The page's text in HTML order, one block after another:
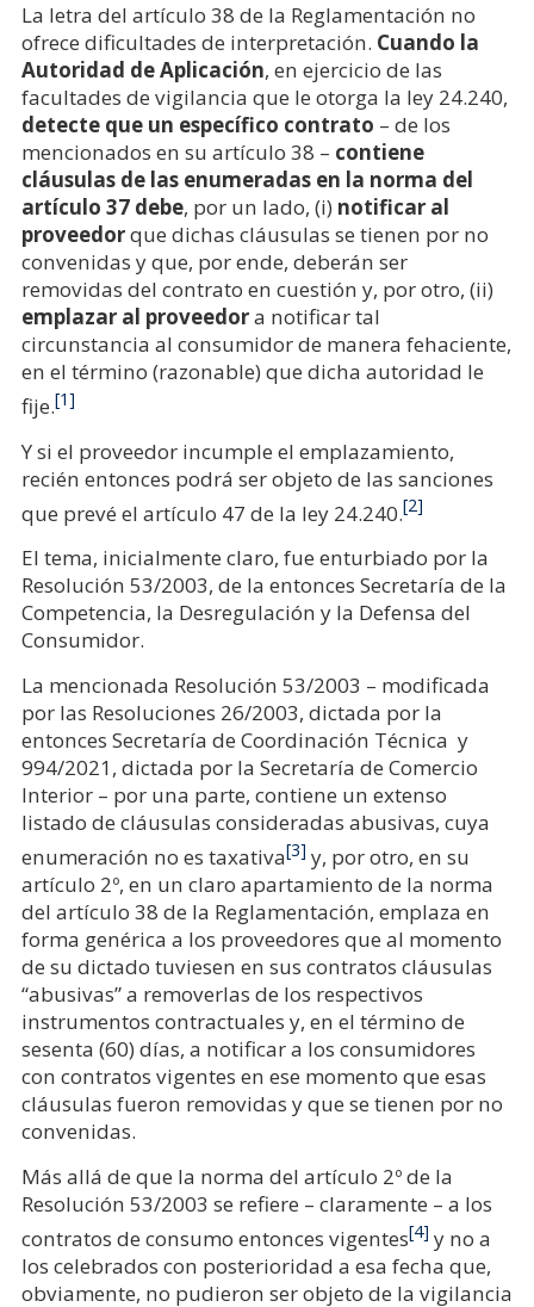
La letra del artículo 38 de la Reglamentación no
ofrece dificultades de interpretación. Cuando la
Autoridad de Aplicación, en ejercicio de las
facultades de vigilancia que le otorga la ley 24.240,
detecte que un específico contrato – de los
mencionados en su artículo 38 – contiene
cláusulas de las enumeradas en la norma del
artículo 37 debe, por un lado, (i) notificar al
proveedorque dichas cláusulas se tienen por no
convenidas y que, por ende, deberán ser
removidas del contrato en cuestión y, por otro, (ii)
emplazar al proveedora notificar tal
circunstancia al consumidor de manera fehaciente,
en el término (razonable) que dicha autoridad le
fije.[1]
Y si el proveedor incumple el emplazamiento,
recién entonces podrá ser objeto de las sanciones
que prevé el artículo 47 de la ley 24.240.[2]
El tema, inicialmente claro, fue enturbiado por la
Resolución 53/2003, de la entonces Secretaría de la
Competencia, la Desregulación y la Defensa del
Consumidor.
La mencionada Resolución 53/2003 – modificada
por las Resoluciones 26/2003, dictada por la
entonces Secretaría de Coordinación Técnica y
994/2021, dictada por la Secretaría de Comercio
Interior – por una parte, contiene un extenso
listado de cláusulas consideradas abusivas, cuya
enumeración no es taxativa[3] y, por otro, en su
artículo 2º, en un claro apartamiento de la norma
del artículo 38 de la Reglamentación, emplaza en
forma genérica a los proveedores que al momento
de su dictado tuviesen en sus contratos cláusulas
“abusivas” a removerlas de los respectivos
instrumentos contractuales y, en el término de
sesenta (60) días, a notificar a los consumidores
con contratos vigentes en ese momento que esas
cláusulas fueron removidas y que se tienen por no
convenidas.
Más allá de que la norma del artículo 2º de la
Resolución 53/2003 se refiere – claramente – a los
contratos de consumo entonces vigentes[4] y no a
los celebrados con posterioridad a esa fecha que,
obviamente, no pudieron ser objeto de la vigilancia